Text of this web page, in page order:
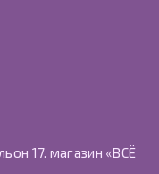
17. магазин «ВСЁ